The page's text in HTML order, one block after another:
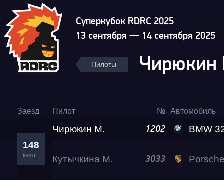
Суперкубок RDRC 2025
13 сентября — 14 сентября 2025
Пилоты
Заезд Пилот № Автомобиль
148
квал.
Чирюкин М. 1202 BMW
Кутычкина М. 3033 Porsche 911